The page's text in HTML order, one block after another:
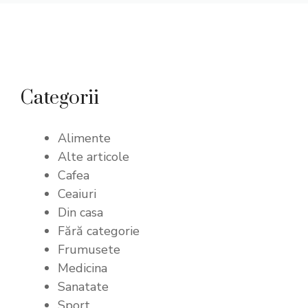
Categorii
Alimente
Alte articole
Cafea
Ceaiuri
Din casa
Fără categorie
Frumusete
Medicina
Sanatate